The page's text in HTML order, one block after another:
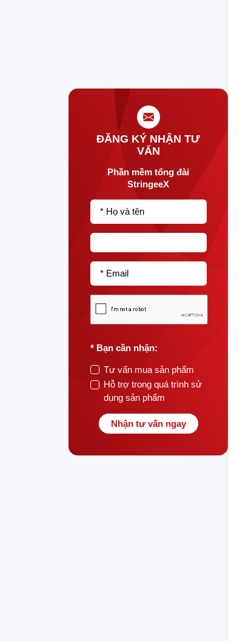
ĐĂNG KÝ NHẬN TƯ
VẤN
Phần mềm tổng đài
StringeeX
* Họ và tên
* Email
* Bạn cần nhận:
Tư vấn mua sản phẩm
Hỗ trợ trong quá trình sử
dụng sản phẩm
Nhận tư vấn ngay